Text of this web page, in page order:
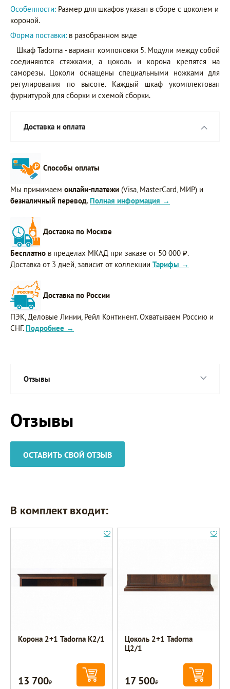
Особенности: Размер для шкафов указан в сборе с цоколем и
короной.
Форма поставки: в разобранном виде
Шкаф Tadorna - вариант компоновки 5. Модули между собой
соединяются стяжками, а цоколь и корона крепятся на
саморезы. Цоколи оснащены специальными ножками для
регулирования по высоте. Каждый шкаф укомплектован
фурнитурой для сборки и схемой сборки.
Доставка и оплата
Способы оплаты
Мы принимаем онлайн-платежи (Visa, MasterCard, МИР) и
безналичный перевод. Полная информация →
Доставка по Москве
Бесплатно в пределах МКАД при заказе от 50 000 ₽.
Доставка от 3 дней, зависит от коллекции Тарифы →
Доставка по России
ПЭК, Деловые Линии, Рейл Континент. Охватываем Россию и
СНГ. Подробнее →
Отзывы
Отзывы
ОСТАВИТЬ СВОЙ ОТЗЫВ
В комплект входит:
Корона 2+1 Tadorna К2/1
13 700Р
Цоколь 2+1 Tadorna
Ц2/1
17 500Р